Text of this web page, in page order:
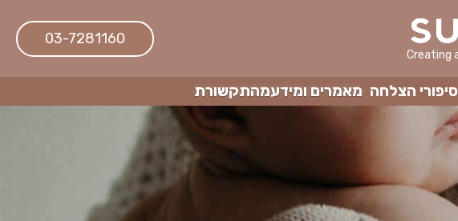
03-7281160
סיפורי הצלחה מאמרים ומידעמהתקשורת